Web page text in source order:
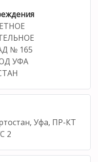
№ 165
УФА
Уфа, ПР-КТ
2